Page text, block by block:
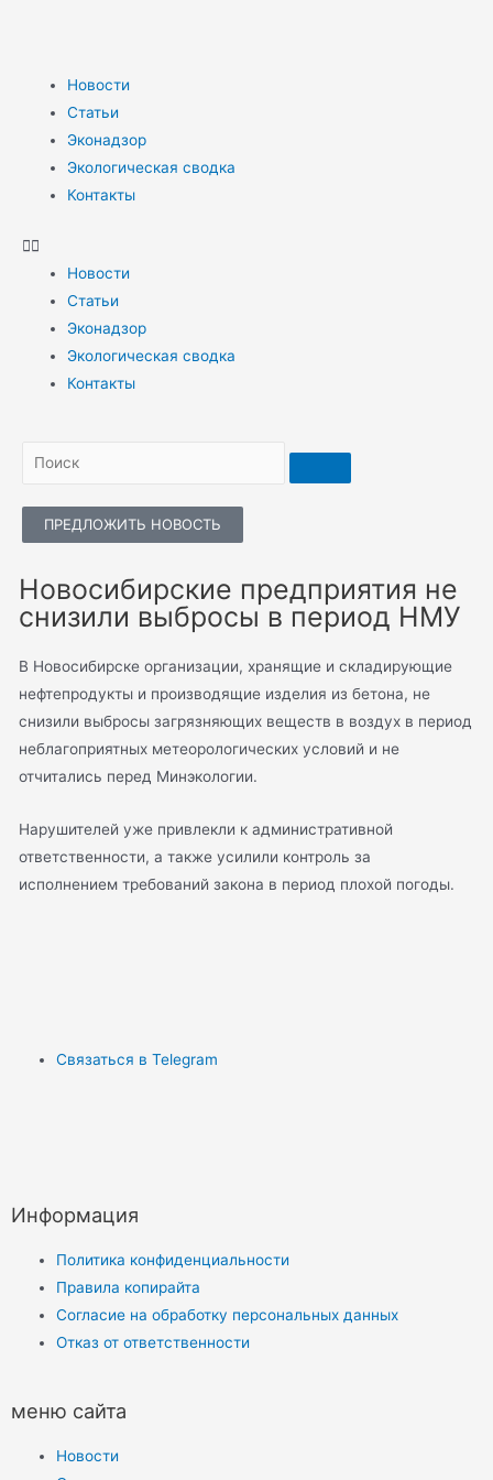
Новости
Статьи
Эконадзор
Экологическая сводка
Контакты
Новости
Статьи
Эконадзор
Экологическая сводка
Контакты
ПРЕДЛОЖИТЬ НОВОСТЬ
Новосибирские предприятия не
снизили выбросы в период НМУ
В Новосибирске организации, хранящие и складирующие
нефтепродукты и производящие изделия из бетона, не
снизили выбросы загрязняющих веществ в воздух в период
неблагоприятных метеорологических условий и не
отчитались перед Минэкологии.
Нарушителей уже привлекли к административной
ответственности, а также усилили контроль за
исполнением требований закона в период плохой погоды.
Связаться в Telegram
Информация
Политика конфиденциальности
Правила копирайта
Согласие на обработку персональных данных
Отказ от ответственности
меню сайта
Новости